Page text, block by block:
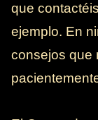
que
ejemplo. En
consejos que